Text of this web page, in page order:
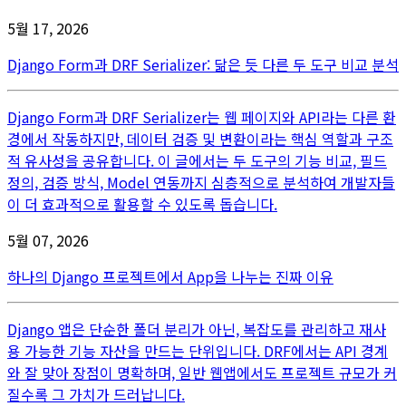
5월 17, 2026
Django Form과 DRF Serializer: 닮은 듯 다른 두 도구 비교 분석
Django Form과 DRF Serializer는 웹 페이지와 API라는 다른 환
경에서 작동하지만, 데이터 검증 및 변환이라는 핵심 역할과 구조
적 유사성을 공유합니다. 이 글에서는 두 도구의 기능 비교, 필드
정의, 검증 방식, Model 연동까지 심층적으로 분석하여 개발자들
이 더 효과적으로 활용할 수 있도록 돕습니다.
5월 07, 2026
하나의 Django 프로젝트에서 App을 나누는 진짜 이유
Django 앱은 단순한 폴더 분리가 아닌, 복잡도를 관리하고 재사
용 가능한 기능 자산을 만드는 단위입니다. DRF에서는 API 경계
와 잘 맞아 장점이 명확하며, 일반 웹앱에서도 프로젝트 규모가 커
질수록 그 가치가 드러납니다.